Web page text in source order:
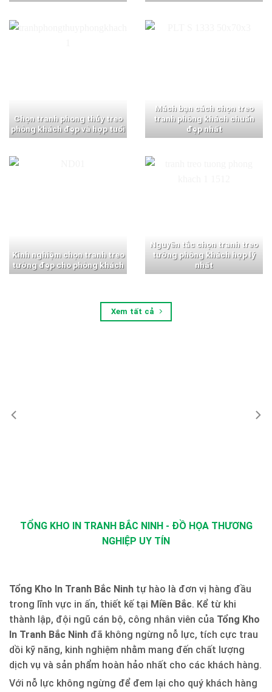
Chọn tranh phong thủy treo
phòng khách đẹp và hợp tuổi
Mách bạn cách chọn treo
tranh phòng khách chuẩn
đẹp nhất
Kinh nghiệm chọn tranh treo
tường đẹp cho phòng khách
Nguyên tắc chọn tranh treo
tường phòng khách hợp lý
nhất
Xem tất cả
TỔNG KHO IN TRANH BẮC NINH - ĐỒ HỌA THƯƠNG
NGHIỆP UY TÍN
Tổng Kho In Tranh Bắc Ninh tự hào là đơn vị hàng đầu
trong lĩnh vực in ấn, thiết kế tại Miền Bắc. Kể từ khi
thành lập, đội ngũ cán bộ, công nhân viên của Tổng Kho
In Tranh Bắc Ninh đã không ngừng nỗ lực, tích cực trau
dồi kỹ năng, kinh nghiệm nhằm mang đến chất lượng
dịch vụ và sản phẩm hoàn hảo nhất cho các khách hàng.
Với nỗ lực không ngừng để đem lại cho quý khách hàng